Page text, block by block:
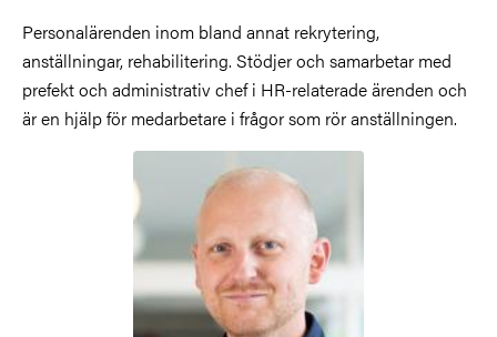
Personalärenden inom bland annat rekrytering,
anställningar, rehabilitering. Stödjer och samarbetar med
prefekt och administrativ chef i HR-relaterade ärenden och
är en hjälp för medarbetare i frågor som rör anställningen.